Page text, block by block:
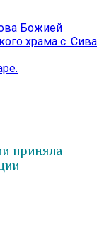
Божией
храма с. Сива
приняла